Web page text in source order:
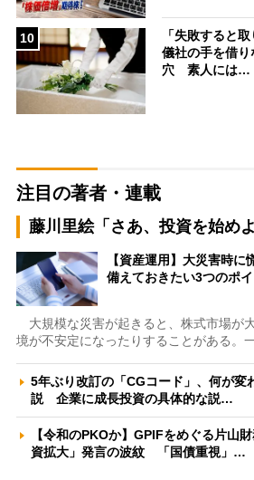
10
「失敗すると
儀社の手を借
穴 素人には…
注目の著者・連載
藤川里絵「さあ、投資を始めよ
【資産運用】大災害時
備えておきたい3つのポ
大規模な災害が起きると、株式市場が
境が不安定になったりすることがある。
5年ぶり改訂の「CGコード」、何が変
説 企業に成長投資の具体的な説…
【令和のPKOか】GPIFをめぐる片山
資拡大」発言の波紋 「国債重視」…